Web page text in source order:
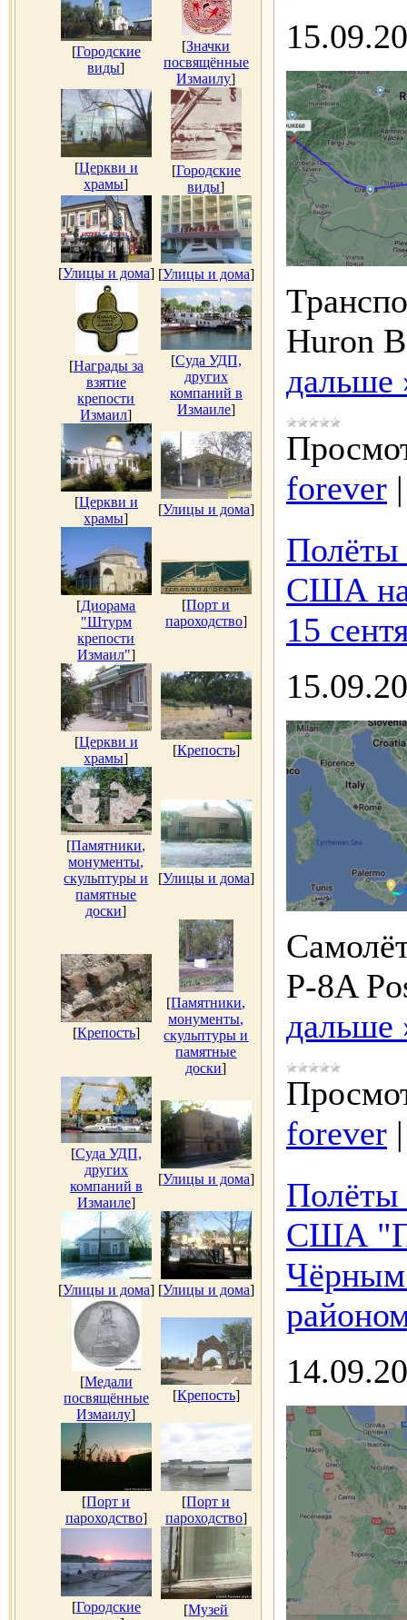
[Городские
виды]
[Значки
посвящённые
Измаилу]
[Церкви и
храмы]
[Городские
виды]
[Улицы и дома] [Улицы и дома]
[Награды за
взятие
крепости
Измаил]
[Суда УДП,
других
компаний в
Измаиле]
[Церкви и
храмы]
[Улицы и дома]
[Диорама
"Штурм
крепости
Измаил"]
[Порт и
пароходство]
[Церкви и
храмы]
[Крепость]
[Памятники,
монументы,
скульптуры и
памятные
доски]
[Улицы и дома]
[Крепость]
[Памятники,
монументы,
скульптуры и
памятные
доски]
[Суда УДП,
других
компаний в
Измаиле]
[Улицы и дома]
[Улицы и дома] [Улицы и дома]
[Медали
посвящённые
Измаилу]
[Крепость]
[Порт и
пароходство]
[Порт и
пароходство]
[Городские
[Музей
Huron
дальше
forever
Полёты
США
15
P-8A
дальше
forever
Полёты
США
Чёрным